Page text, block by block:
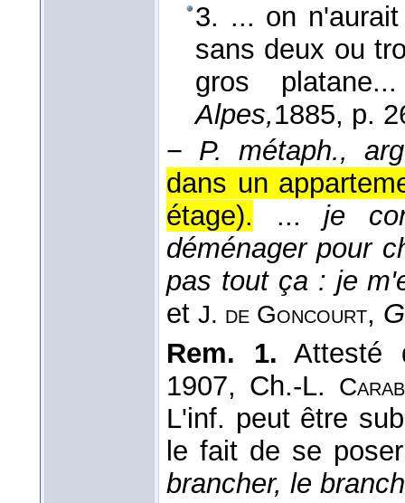
3. ... on
sans deux ou
gros
Alpes,1885, p.
− P. métaph.,
dans un
étage).
...je
déménager pour
pas tout ça : je
et J. de Goncourt,
Rem. 1.
1907, Ch.-L.
L'inf. peut être
le fait de se
brancher, le